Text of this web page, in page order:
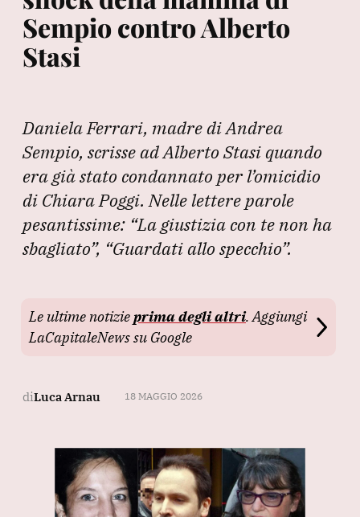
Sempio contro Alberto
Stasi
Daniela Ferrari, madre di Andrea
Sempio, scrisse ad Alberto Stasi quando
era già stato condannato per l’omicidio
di Chiara Poggi. Nelle lettere parole
pesantissime: “La giustizia con te non ha
sbagliato”, “Guardati allo specchio”.
Le ultime notizieprima degli altri. Aggiungi
LaCapitaleNews su Google
diLuca Arnau 18 MAGGIO 2026